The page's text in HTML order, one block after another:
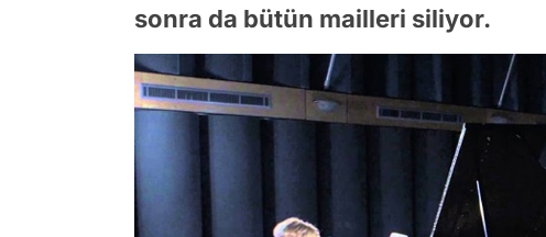
sonra da bütün mailleri siliyor.